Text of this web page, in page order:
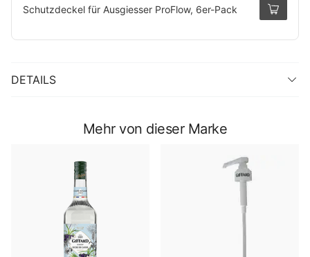
Schutzdeckel für Ausgiesser ProFlow, 6er-Pack
DETAILS
Mehr von dieser Marke